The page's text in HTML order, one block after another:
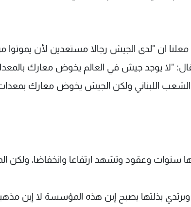
ان "لدى الجيش رجالا مستعدين لأن يموتوا
وقال: "لا يوجد جيش في العالم يخوض معارك
الشعب اللبناني ولكن الجيش يخوض معارك
سنوات وعقود وتشهد ارتفاعا وانخفاضا، ولكن
بذلتها يصبح إبن هذه المؤسسة لا إبن